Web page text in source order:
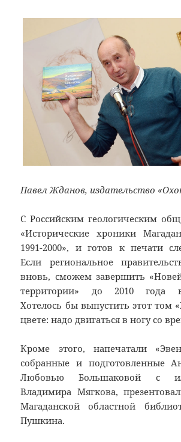
Павел Жданов, издательство
С Российским геологическим
«Исторические хроники
1991-2000», и готов к печати
Если региональное
вновь, сможем завершить
территории» до 2010 года
Хотелось бы выпустить этот том
цвете: надо двигаться в ногу со
Кроме этого, напечатали
собранные и подготовленные
Любовью Большаковой с
Владимира Мягкова,
Магаданской областной
Пушкина.